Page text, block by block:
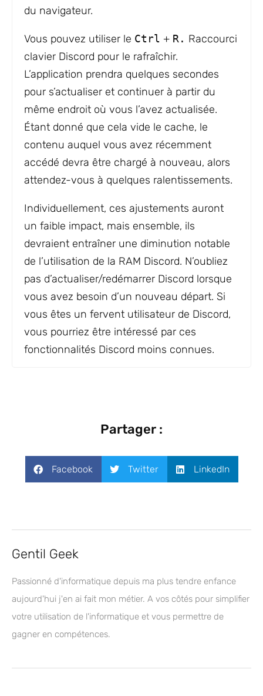
du navigateur.
Vous pouvez utiliser le Ctrl + R. Raccourci
clavier Discord pour le rafraîchir.
L’application prendra quelques secondes
pour s’actualiser et continuer à partir du
même endroit où vous l’avez actualisée.
Étant donné que cela vide le cache, le
contenu auquel vous avez récemment
accédé devra être chargé à nouveau, alors
attendez-vous à quelques ralentissements.
Individuellement, ces ajustements auront
un faible impact, mais ensemble, ils
devraient entraîner une diminution notable
de l’utilisation de la RAM Discord. N’oubliez
pas d’actualiser/redémarrer Discord lorsque
vous avez besoin d’un nouveau départ. Si
vous êtes un fervent utilisateur de Discord,
vous pourriez être intéressé par ces
fonctionnalités Discord moins connues.
Partager :
Facebook Twitter LinkedIn
Gentil Geek
Passionné d'informatique depuis ma plus tendre enfance
aujourd'hui j'en ai fait mon métier. A vos côtés pour simplifier
votre utilisation de l'informatique et vous permettre de
gagner en compétences.